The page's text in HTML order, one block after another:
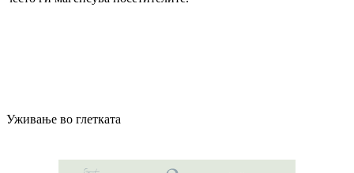
Уживање во глетката